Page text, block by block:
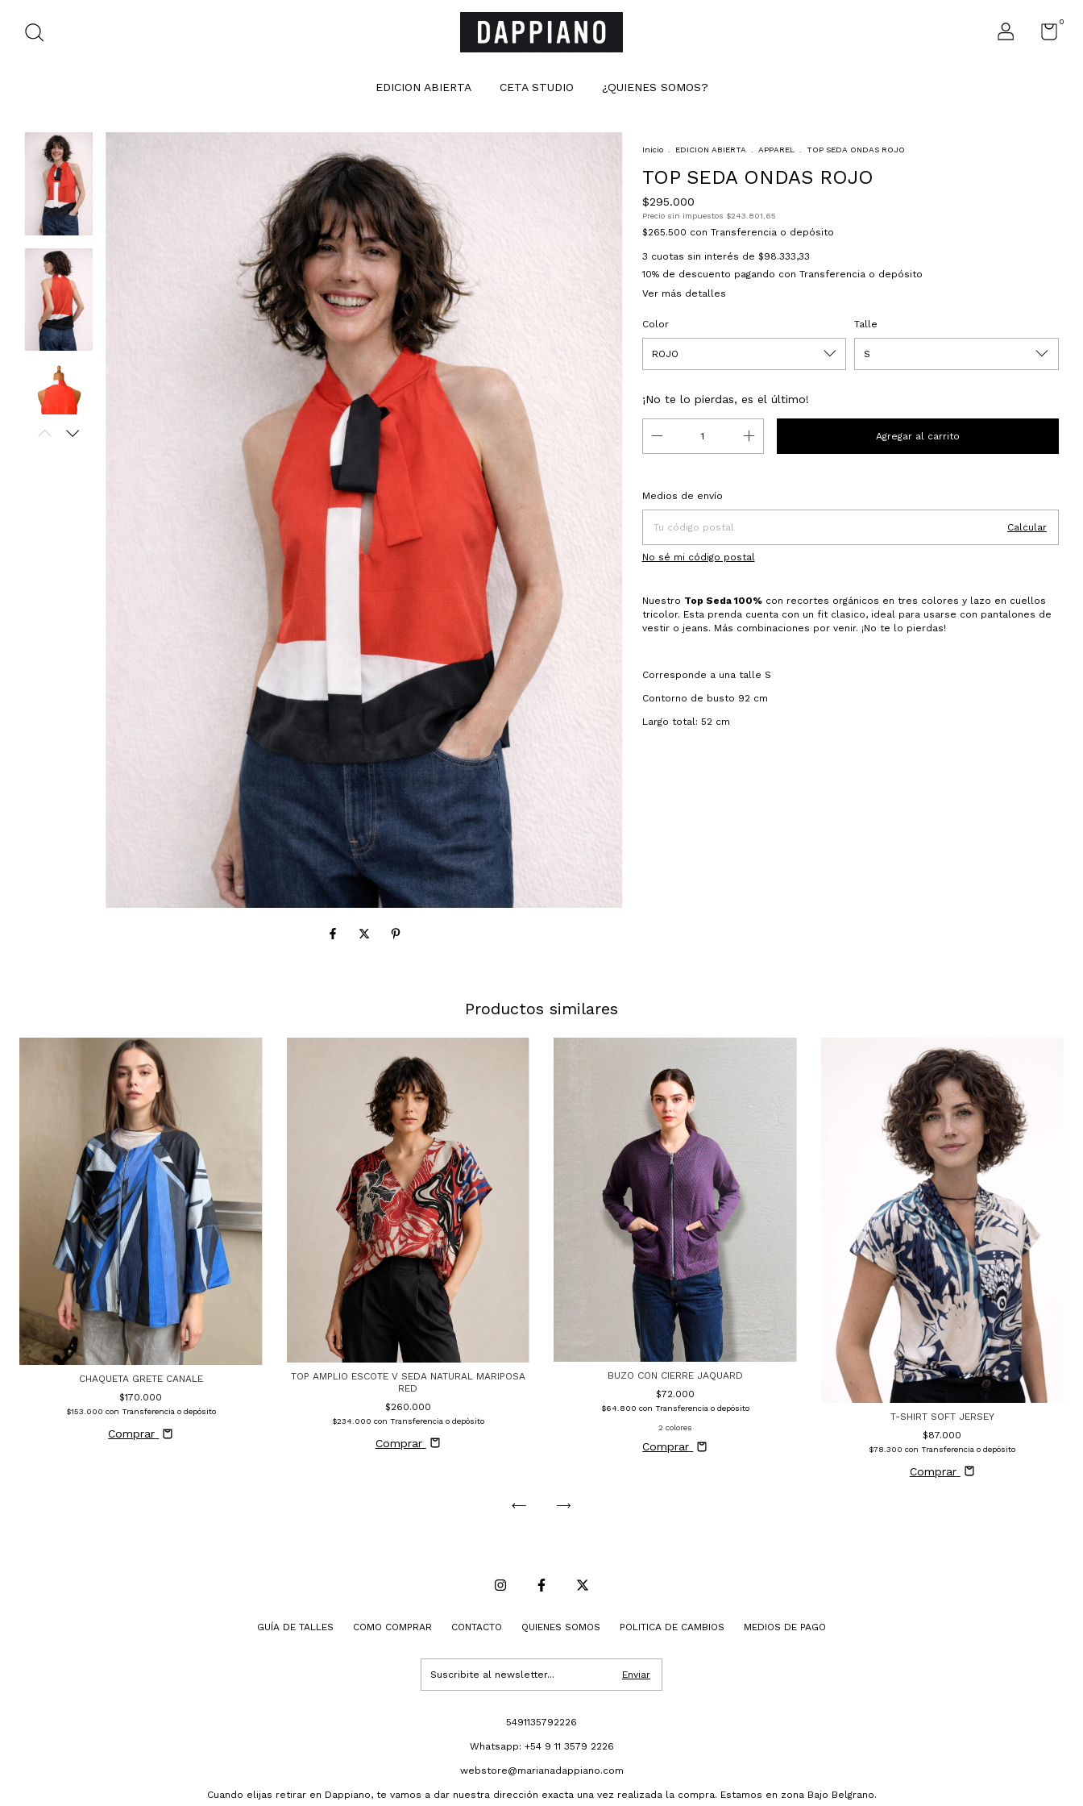
0
EDICION ABIERTA CETA STUDIO ¿QUIENES SOMOS?
Inicio EDICION ABIERTA APPAREL TOP SEDA ONDAS ROJO
TOP SEDA ONDAS ROJO
$295.000
Precio sin impuestos $243.801,65
$265.500 con Transferencia o depósito
3 cuotas sin interés de $98.333,33
10% de descuento pagando con Transferencia o depósito
Ver más detalles
Color Talle
¡No te lo pierdas, es el último!
Entregas para el CP:
Medios de envío
Calcular
No sé mi código postal
Nuestro Top Seda 100%con recortes orgánicos en tres colores y lazo en cuellos
tricolor. Esta prenda cuenta con un fit clasico, ideal para usarse con pantalones de
vestir o jeans. Más combinaciones por venir. ¡No te lo pierdas!
Corresponde a una talle S
Contorno de busto 92 cm
Largo total: 52 cm
Productos similares
CHAQUETA GRETE CANALE
$170.000
$153.000 con Transferencia o depósito
Comprar
TOP AMPLIO ESCOTE V SEDA NATURAL MARIPOSA
RED
$260.000
$234.000 con Transferencia o depósito
Comprar
BUZO CON CIERRE JAQUARD
$72.000
$64.800 con Transferencia o depósito
2 colores
Comprar
T-SHIRT SOFT JERSEY
$87.000
$78.300con Transferencia o depósito
Comprar
GUÍA DE TALLES COMO COMPRAR CONTACTO QUIENES SOMOS POLITICA DE CAMBIOS MEDIOS DE PAGO
5491135792226
Whatsapp: +54 9 11 3579 2226
webstore@marianadappiano.com
Cuando elijas retirar en Dappiano, te vamos a dar nuestra dirección exacta una vez realizada la compra. Estamos en zona Bajo Belgrano.